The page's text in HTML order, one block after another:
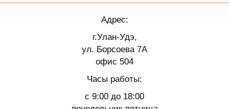
Адрес:
г.Улан-Удэ,
ул. Борсоева 7А
офис 504
Часы работы:
с 9:00 до 18:00